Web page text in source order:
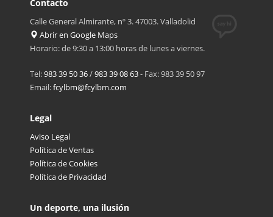
Contacto
Calle General Almirante, nº 3. 47003. Valladolid
Abrir en Google Maps
Horario: de 9:30 a 13:00 horas de lunes a viernes.
Tel:983 39 50 36/983 39 08 63- Fax: 983 39 50 97
Email:fcylbm@fcylbm.com
Legal
Aviso Legal
Política de Ventas
Política de Cookies
Política de Privacidad
Un deporte, una ilusión